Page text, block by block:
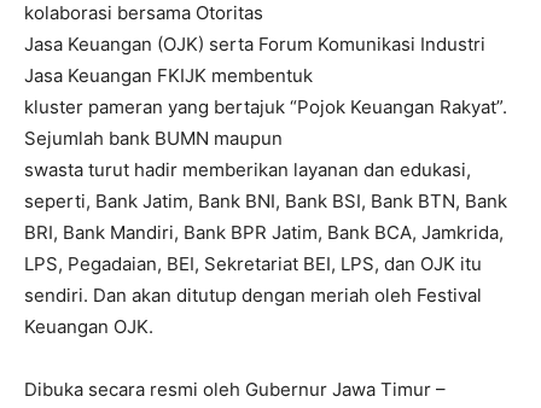
kolaborasi bersama Otoritas
Jasa Keuangan (OJK) serta Forum Komunikasi Industri
Jasa Keuangan FKIJK membentuk
kluster pameran yang bertajuk “Pojok Keuangan Rakyat”.
Sejumlah bank BUMN maupun
swasta turut hadir memberikan layanan dan edukasi,
seperti, Bank Jatim, Bank BNI, Bank BSI, Bank BTN, Bank
BRI, Bank Mandiri, Bank BPR Jatim, Bank BCA, Jamkrida,
LPS, Pegadaian, BEI, Sekretariat BEI, LPS, dan OJK itu
sendiri. Dan akan ditutup dengan meriah oleh Festival
Keuangan OJK.
Dibuka secara resmi oleh Gubernur Jawa Timur –